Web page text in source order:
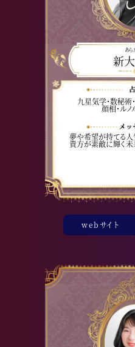
あら
新
九星気学・数秘術
顔相・ル
夢や希望が持てる人
貴方が素敵に輝く未
webサイト